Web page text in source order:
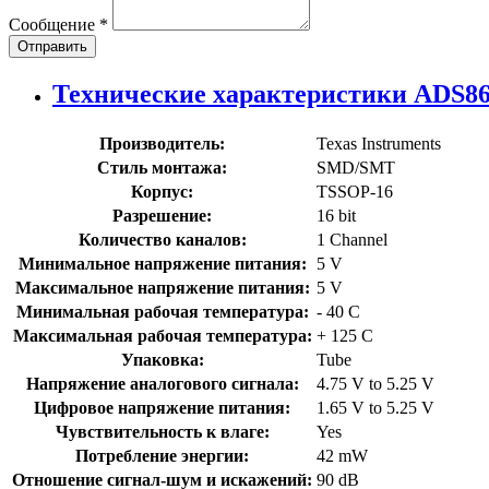
Сообщение *
Отправить
Технические характеристики
Производитель:
Texas Instruments
Стиль монтажа:
SMD/SMT
Корпус:
TSSOP-16
Разрешение:
16 bit
Количество каналов:
1 Channel
Минимальное напряжение питания:
5 V
Максимальное напряжение питания: 5 V
Минимальная рабочая температура: - 40 C
Максимальная рабочая температура: + 125 C
Упаковка:
Tube
Напряжение аналогового сигнала:
4.75 V to 5.25 V
Цифровое напряжение питания:
1.65 V to 5.25 V
Чувствительность к влаге:
Yes
Потребление энергии:
42 mW
Отношение сигнал-шум и искажений: 90 dB